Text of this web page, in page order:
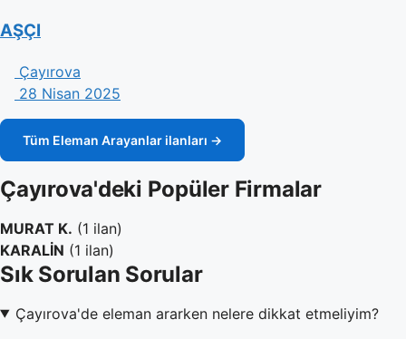
AŞÇI
Çayırova
28 Nisan 2025
Tüm Eleman Arayanlar ilanları →
Çayırova'deki Popüler Firmalar
MURAT K. (1 ilan)
KARALİN (1 ilan)
Sık Sorulan Sorular
Çayırova'de eleman ararken nelere dikkat etmeliyim?